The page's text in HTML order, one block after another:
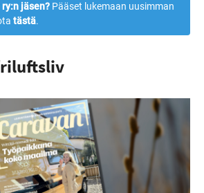
ry:n jäsen? Pääset lukemaan uusimman
tästä.